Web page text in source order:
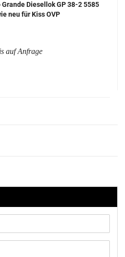
Gran­de Die­sel­lok GP 38-2 5585
neu für Kiss OVP
auf Anfrage